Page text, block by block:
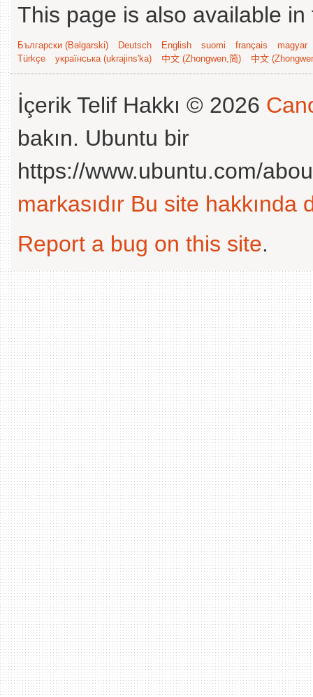
This page is also available
Български (Bəlgarski) Deutsch English suomi français
magyar
Türkçe
українська (ukrajins'ka) 中文 (Zhongwen,简) 中文
İçerik Telif Hakkı © 2026
bakın. Ubuntu bir
https://www.ubuntu.com/
markasıdır Bu site hakkında
Report a bug on this site.